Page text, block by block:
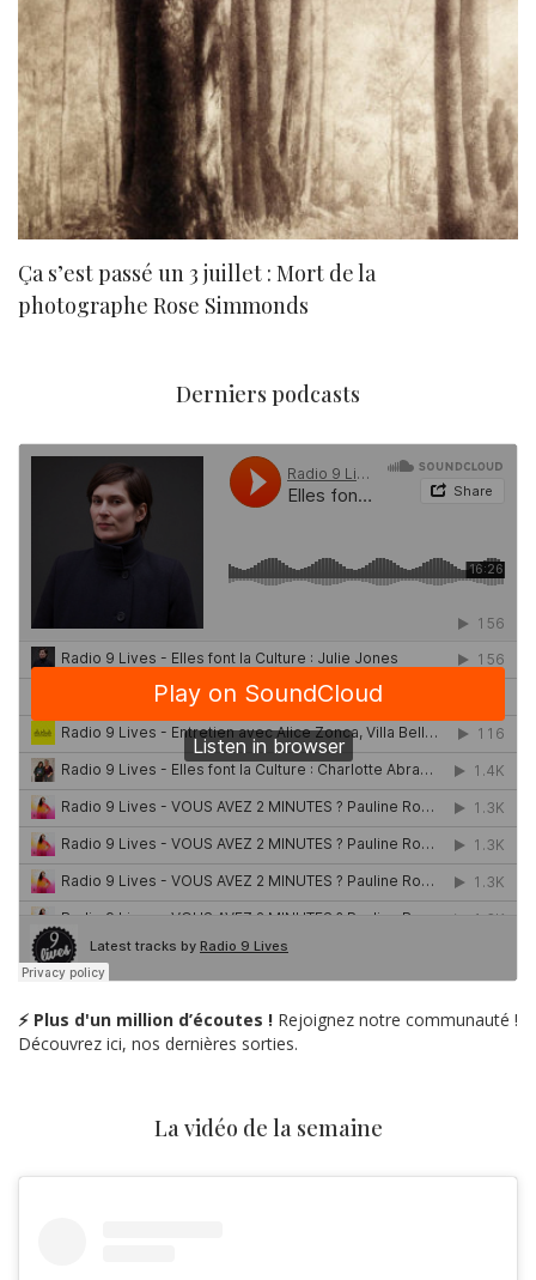
Ça s’est passé un 3 juillet : Mort de la
photographe Rose Simmonds
Derniers podcasts
⚡ Plus d'un million d’écoutes ! Rejoignez notre communauté !
Découvrez ici, nos dernières sorties.
La vidéo de la semaine